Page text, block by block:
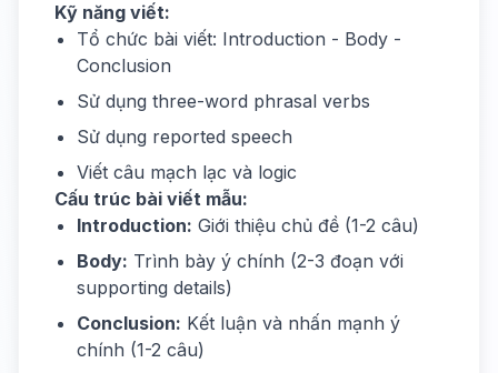
Kỹ năng viết:
Tổ chức bài viết: Introduction - Body -
Conclusion
Sử dụng three-word phrasal verbs
Sử dụng reported speech
Viết câu mạch lạc và logic
Cấu trúc bài viết mẫu:
Introduction: Giới thiệu chủ đề (1-2 câu)
Body: Trình bày ý chính (2-3 đoạn với
supporting details)
Conclusion: Kết luận và nhấn mạnh ý
chính (1-2 câu)